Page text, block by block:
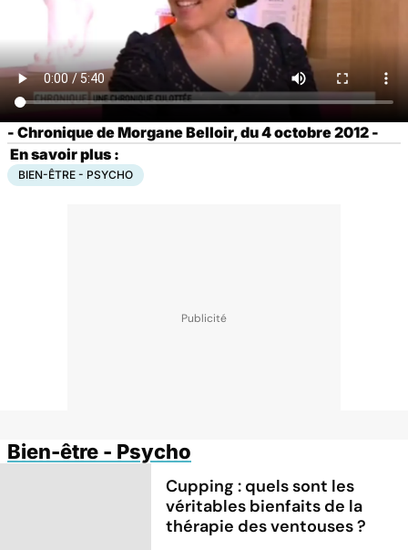
- Chronique de Morgane Belloir, du 4 octobre 2012 -
En savoir plus :
BIEN-ÊTRE - PSYCHO
Bien-être - Psycho
Cupping : quels sont les
véritables bienfaits de la
thérapie des ventouses ?